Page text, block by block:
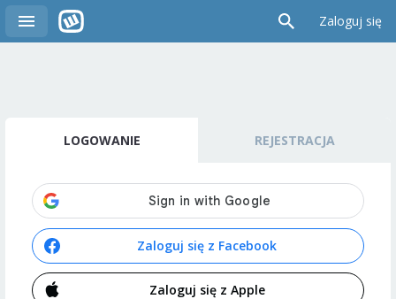
Zaloguj się
LOGOWANIE REJESTRACJA
Zaloguj się z Facebook
Zaloguj się z Apple